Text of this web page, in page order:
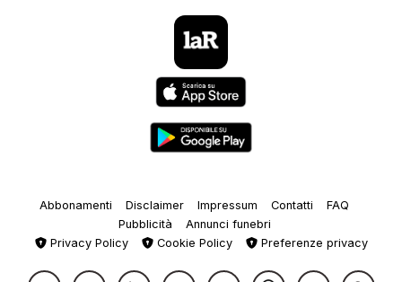
Abbonamenti Disclaimer Impressum Contatti
FAQ
Pubblicità
Annunci funebri
Privacy Policy
Cookie Policy Preferenze privacy